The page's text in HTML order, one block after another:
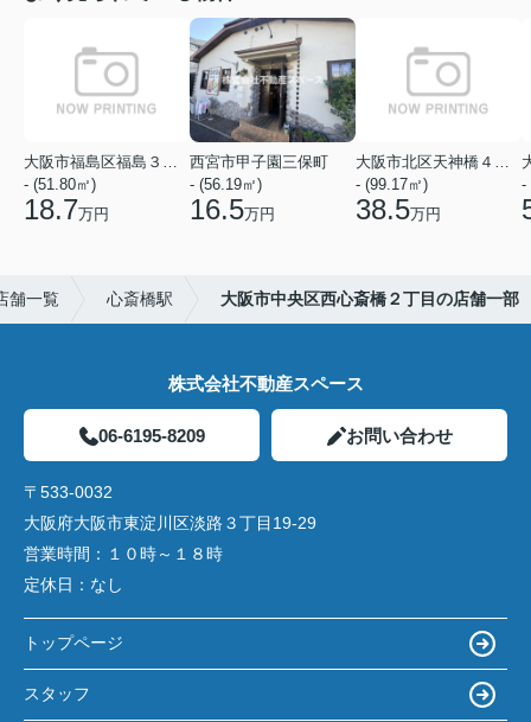
- (51.80㎡)
18.7万円
西宮市甲子園三保町
- (56.19㎡)
16.5万円
- (99.17㎡)
38.5万円
-
舗一覧 心斎橋駅 大阪市中央区西心斎橋２丁目の店舗一部
株式会社不動産スペース
06-6195-8209 お問い合わせ
〒533-0032
大阪府大阪市東淀川区淡路３丁目19-29
営業時間： １０時～１８時
定休日： なし
トップページ
スタッフ